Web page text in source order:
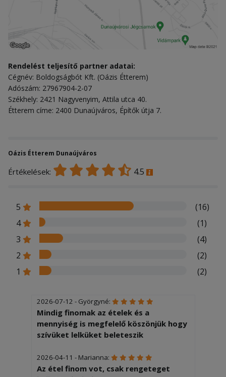
Rendelést teljesítő partner adatai:
Cégnév: Boldogságbót Kft. (Oázis Étterem)
Adószám: 27967904-2-07
Székhely: 2421 Nagyvenyim, Attila utca 40.
Étterem címe: 2400 Dunaújváros, Építők útja 7.
Oázis Étterem Dunaújváros
Értékelések: 4.5
5
(16)
4
(1)
3
(4)
2
(2)
1
(2)
2026-07-12 - Györgyné:
Mindig finomak az ételek és a
mennyiség is megfelelő köszönjük hogy
szívüket lelküket beleteszik
2026-04-11 - Marianna:
Az étel finom vot, csak rengeteget